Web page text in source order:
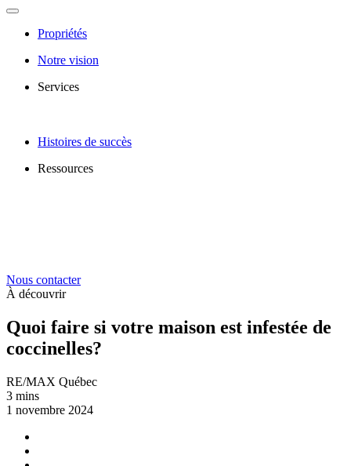
Propriétés
Notre vision
Services
Histoires de succès
Ressources
Nous contacter
À découvrir
Quoi faire si votre maison est infestée de
coccinelles?
RE/MAX Québec
3 mins
1 novembre 2024